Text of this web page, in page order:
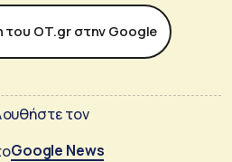
του ΟΤ.gr στην Google
τον
Google News